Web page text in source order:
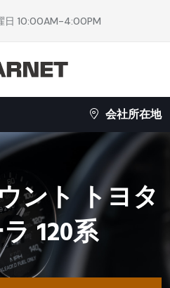
日 10:00AM-4:00PM
会社所在地
ント トヨタ
120系